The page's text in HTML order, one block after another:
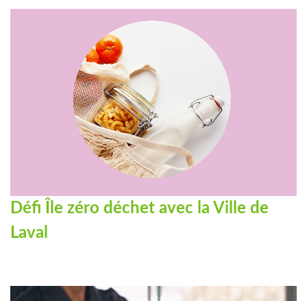
Défi Île zéro déchet avec la Ville de
Laval